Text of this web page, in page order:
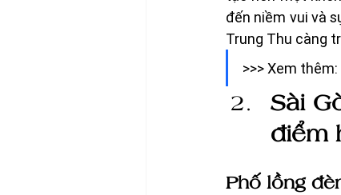
đến niềm vui và
Trung Thu càng
>>> Xem thêm:
Sài
điểm
Phố lồng